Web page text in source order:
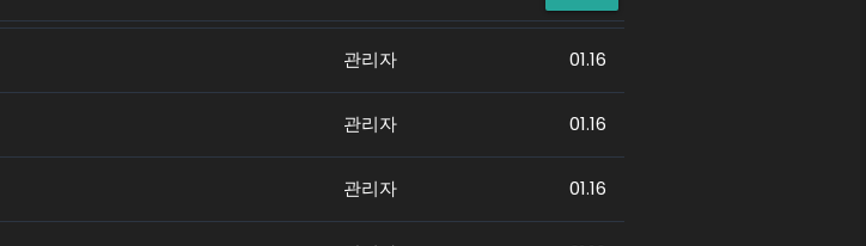
관리자 01.16
관리자 01.16
관리자 01.16